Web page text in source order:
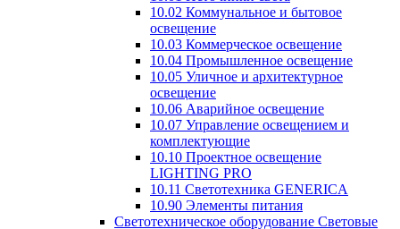
10.02 Коммунальное и бытовое
освещение
10.03 Коммерческое освещение
10.04 Промышленное освещение
10.05 Уличное и архитектурное
освещение
10.06 Аварийное освещение
10.07 Управление освещением и
комплектующие
10.10 Проектное освещение
LIGHTING PRO
10.11 Светотехника GENERICA
10.90 Элементы питания
Светотехническое оборудование Световые